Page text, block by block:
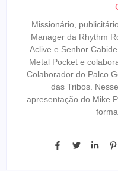
Missionário,
Manager da Rhythm
Aclive e Senhor
Metal Pocket e
Colaborador do Palco
das Tribos.
apresentação do Mike